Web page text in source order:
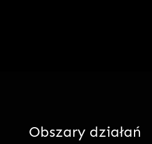
Obszary działań